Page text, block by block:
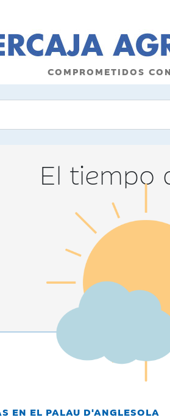
COMPROMETIDOS
El tiempo
EN EL PALAU D'ANGLESOLA